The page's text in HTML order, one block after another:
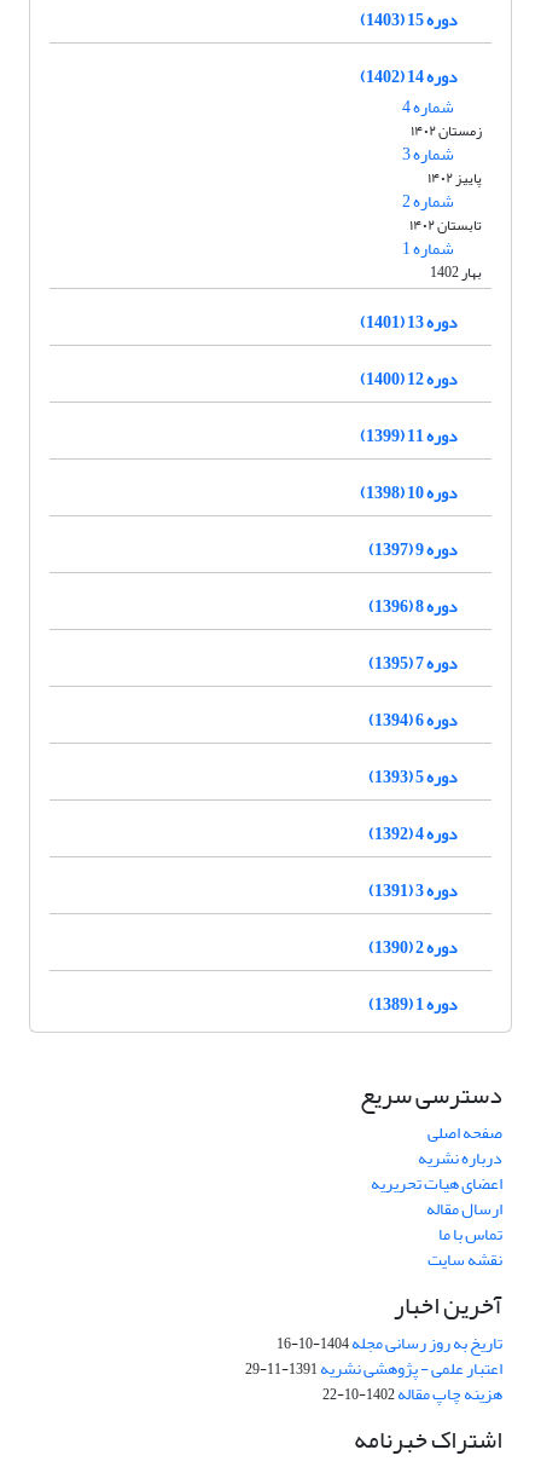
دوره 15 (1403)
دوره 14 (1402)
شماره 4
زمستان ۱۴۰۲
شماره 3
پاییز ۱۴۰۲
شماره 2
تابستان ۱۴۰۲
شماره 1
بهار 1402
دوره 13 (1401)
دوره 12 (1400)
دوره 11 (1399)
دوره 10 (1398)
دوره 9 (1397)
دوره 8 (1396)
دوره 7 (1395)
دوره 6 (1394)
دوره 5 (1393)
دوره 4 (1392)
دوره 3 (1391)
دوره 2 (1390)
دوره 1 (1389)
دسترسی سریع
صفحه اصلی
درباره نشریه
اعضای هیات تحریریه
ارسال مقاله
تماس با ما
نقشه سایت
آخرین اخبار
تاریخ به روز رسانی مجله1404-10-16
اعتبار علمی - پژوهشی نشریه1391-11-29
هزینه چاپ مقاله1402-10-22
اشتراک خبرنامه